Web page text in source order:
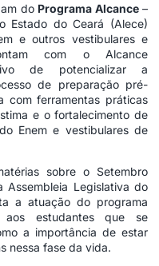
do Programa Alcance–
Estado do Ceará (Alece)
e outros vestibulares e
com o Alcance
de potencializar a
de preparação pré-
com ferramentas práticas
e o fortalecimento de
Enem e vestibulares de
sobre o Setembro
Legislativa do
a atuação do programa
aos estudantes que se
a importância de estar
nessa fase da vida.